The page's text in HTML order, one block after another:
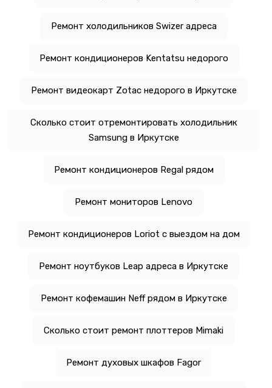
Ремонт холодильников Swizer адреса
Ремонт кондиционеров Kentatsu недорого
Ремонт видеокарт Zotac недорого в Иркутске
Сколько стоит отремонтировать холодильник
Samsung в Иркутске
Ремонт кондиционеров Regal рядом
Ремонт мониторов Lenovo
Ремонт кондиционеров Loriot с выездом на дом
Ремонт ноутбуков Leap адреса в Иркутске
Ремонт кофемашин Neff рядом в Иркутске
Сколько стоит ремонт плоттеров Mimaki
Ремонт духовых шкафов Fagor